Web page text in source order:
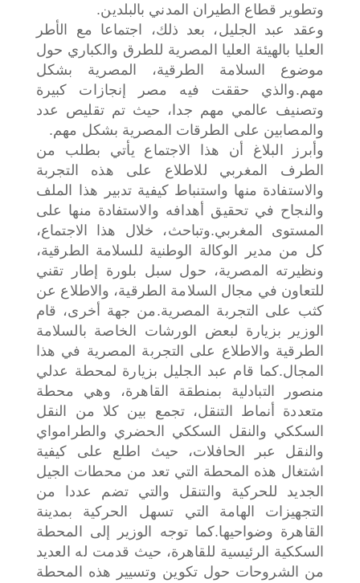
وتطوير قطاع الطيران المدني بالبلدين.
وعقد عبد الجليل، بعد ذلك، اجتماعا مع الأطر
العليا بالهيئة العليا المصرية للطرق والكباري حول
موضوع السلامة الطرقية،
المصرية بشكل
مهم.والذي حققت فيه مصر إنجازات كبيرة
وتصنيف عالمي مهم جدا، حيث تم تقليص عدد
والمصابين على الطرقات المصرية بشكل مهم.
وأبرز البلاغ أن هذا الاجتماع يأتي بطلب من
الطرف المغربي للاطلاع على هذه التجربة
والاستفادة منها واستنباط كيفية تدبير
هذا الملف
والنجاح في تحقيق أهدافه والاستفادة منها على
المستوى المغربي.وتباحث، خلال هذا الاجتماع،
كل من مدير الوكالة الوطنية للسلامة الطرقية،
ونظيرته المصرية، حول سبل بلورة إطار تقني
للتعاون في مجال السلامة الطرقية، والاطلاع عن
كثب على التجربة المصرية.من جهة أخرى، قام
الوزير بزيارة لبعض الورشات الخاصة بالسلامة
الطرقية والاطلاع على التجربة المصرية في هذا
المجال.كما قام عبد الجليل بزيارة لمحطة عدلي
منصور التبادلية بمنطقة القاهرة، وهي محطة
متعددة أنماط التنقل، تجمع بين كلا من النقل
السككي والنقل السككي الحضري والطرامواي
والنقل عبر الحافلات، حيث اطلع على كيفية
اشتغال هذه المحطة التي تعد من محطات الجيل
الجديد للحركية والتنقل والتي تضم عددا من
التجهيزات الهامة التي تسهل الحركية بمدينة
القاهرة وضواحيها.كما توجه الوزير إلى المحطة
السككية الرئيسية للقاهرة، حيث قدمت له العديد
من الشروحات حول تكوين وتسيير هذه المحطة